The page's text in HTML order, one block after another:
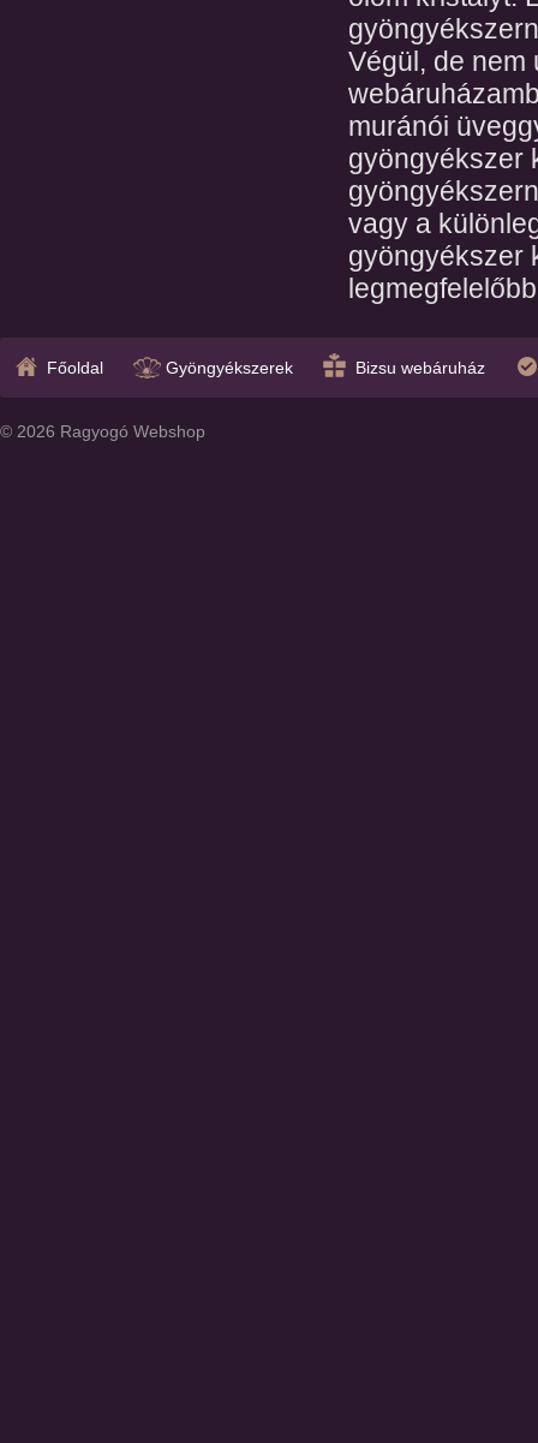
Végül, de nem
muránói
gyöngyékszer
vagy a
gyöngyékszer
Főoldal Gyöngyékszerek Bizsu webáruház
© 2026 Ragyogó Webshop